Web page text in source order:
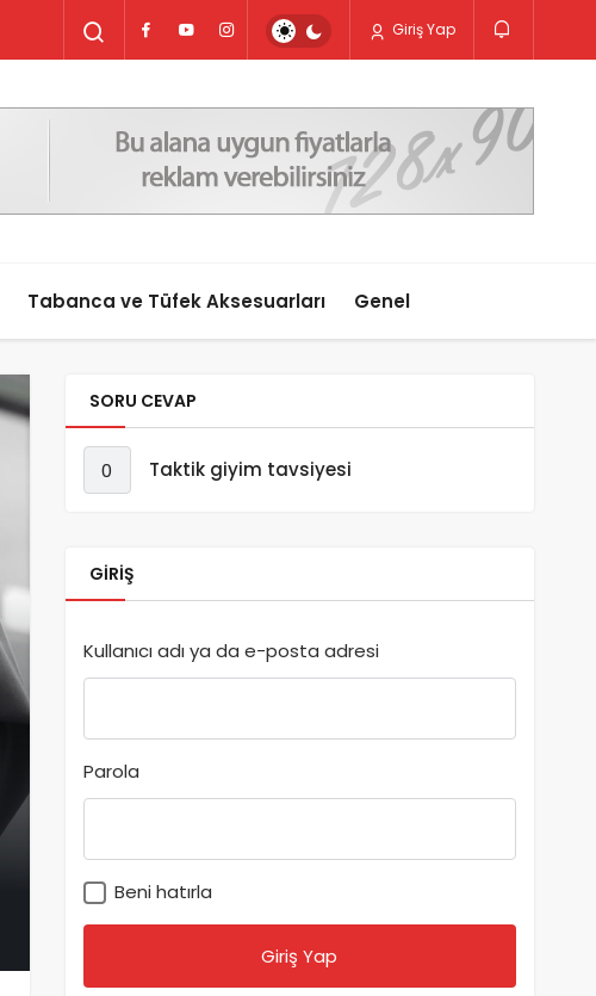
Giriş Yap
Tabanca ve Tüfek Aksesuarları Genel
SORU CEVAP
0 Taktik giyim tavsiyesi
GIRIŞ
Kullanıcı adı ya da e-posta adresi
Parola
Beni hatırla